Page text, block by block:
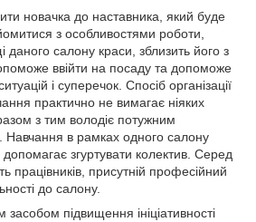
новачка до наставника, який буде
з особливостями роботи,
даного салону краси, зблизить його з
ввійти на посаду та допоможе
і суперечок. Спосіб організації
практично не вимагає ніяких
з тим володіє потужним
в рамках одного салону
згуртувати колектив. Серед
працівників, присутній професійний
до салону.
підвищення ініціативності